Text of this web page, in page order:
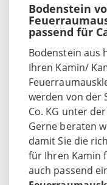
Bodenstein
passend für
Bodenstein aus
Ihren Kamin/
werden von der
Co. KG unter
Gerne beraten
damit Sie die
für Ihren Kamin
auch passend